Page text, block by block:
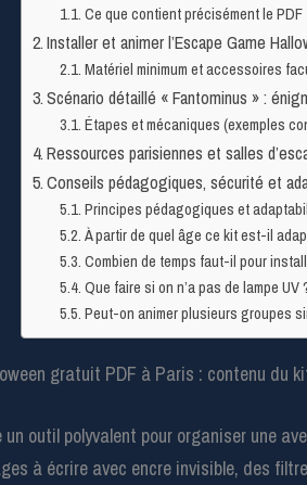
Ce que contient précisément le PDF
Installer et animer l’Escape Game
Matériel minimum et accessoires
Scénario détaillé « Fantominus » :
Étapes et mécaniques (exemples
Ressources parisiennes et salles
Conseils pédagogiques, sécurité et
Principes pédagogiques et
À partir de quel âge ce kit est-il
Combien de temps faut-il pour
Que faire si on n’a pas de lampe UV
Peut-on animer plusieurs groupes
gratuit PDF à Paris : contenu du
outil polyvalent pour organiser une
à écrire avec encre invisible, des